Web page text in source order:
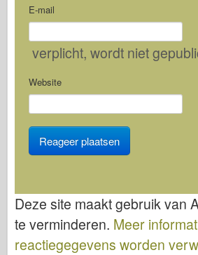
E-mail
verplicht, wordt niet
Website
Deze site maakt gebruik van
te verminderen. Meer
reactiegegevens worden